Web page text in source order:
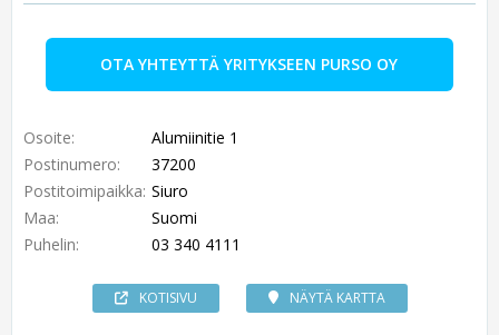
OTA YHTEYTTÄ YRITYKSEEN PURSO OY
Osoite:
Alumiinitie 1
Postinumero:
37200
Postitoimipaikka: Siuro
Maa:
Suomi
Puhelin:
03 340 4111
KOTISIVU NÄYTÄ KARTTA